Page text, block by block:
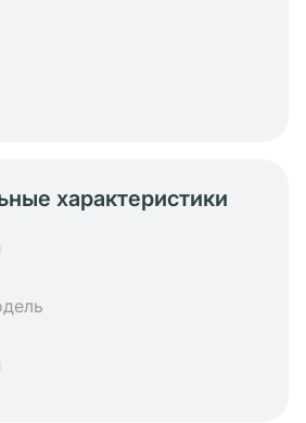
характеристики